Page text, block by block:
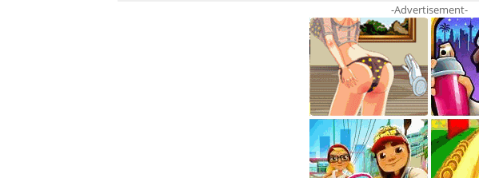
-Advertisement-